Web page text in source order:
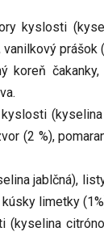
kyslosti
prášok
koreň čakanky,
(2 %),
jablčná),
limetky
(kyselina